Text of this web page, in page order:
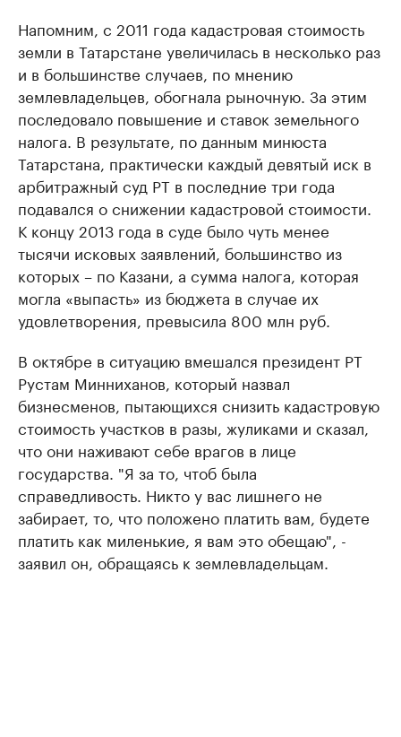
Напомним, с 2011 года кадастровая стоимость
земли в Татарстане увеличилась в несколько раз
и в большинстве случаев, по мнению
землевладельцев, обогнала рыночную. За этим
последовало повышение и ставок земельного
налога. В результате, по данным минюста
Татарстана, практически каждый девятый иск в
арбитражный суд РТ в последние три года
подавался о снижении кадастровой стоимости.
К концу 2013 года в суде было чуть менее
тысячи исковых заявлений, большинство из
которых – по Казани, а сумма налога, которая
могла «выпасть» из бюджета в случае их
удовлетворения, превысила 800 млн руб.
В октябре в ситуацию вмешался президент РТ
Рустам Минниханов, который назвал
бизнесменов, пытающихся снизить кадастровую
стоимость участков в разы, жуликами и сказал,
что они наживают себе врагов в лице
государства. "Я за то, чтоб была
справедливость. Никто у вас лишнего не
забирает, то, что положено платить вам, будете
платить как миленькие, я вам это обещаю", -
заявил он, обращаясь к землевладельцам.